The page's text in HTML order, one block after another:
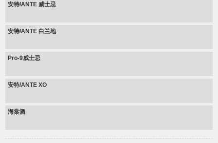
安特/ANTE 威士忌
安特/ANTE 白兰地
Pro-9威士忌
安特/ANTE XO
海棠酒